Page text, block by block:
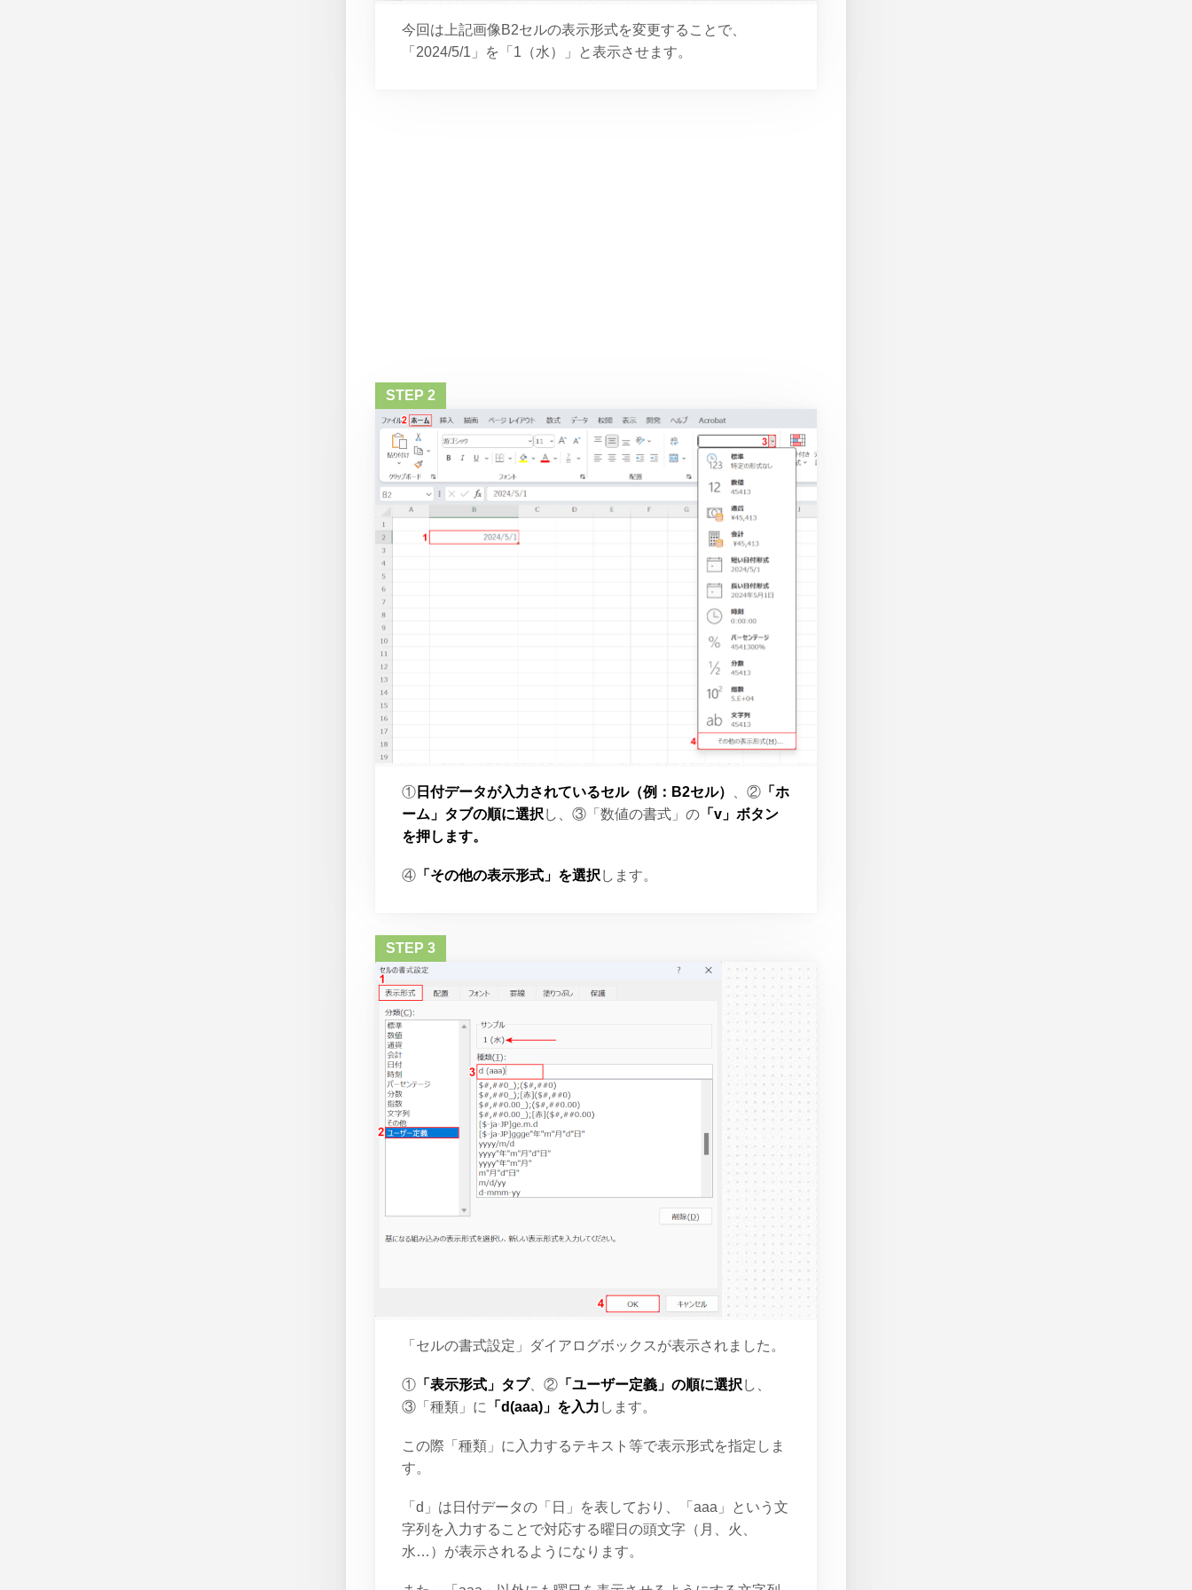
今回は上記画像B2セルの表示形式を変更することで、
「2024/5/1」を「1（水）」と表示させます。
① 日付データが入力されているセル（例：B2セル） 、② 「ホ
ーム」タブの順に選択 し、③「数値の書式」の 「v」ボタン
を押します。
④ 「その他の表示形式」を選択 します。
「セルの書式設定」ダイアログボックスが表示されました。
① 「表示形式」タブ、② 「ユーザー定義」の順に選択 し、
③「種類」に
「d(aaa)」を入力 します。
この際「種類」に入力するテキスト等で表示形式を指定しま
す。
「d」は日付データの「日」を表しており、「aaa」という文
字列を入力することで対応する曜日の頭文字（月、火、
水…）が表示されるようになります。